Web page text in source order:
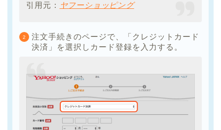
引用元： ヤフーショッピング
注文手続きのページで、「クレジットカード
決済」を選択しカード登録を入力する。